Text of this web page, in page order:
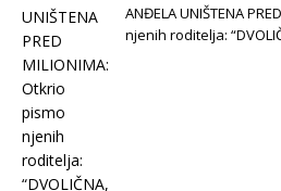
ANĐELA UNIŠTENA
njenih roditelja: